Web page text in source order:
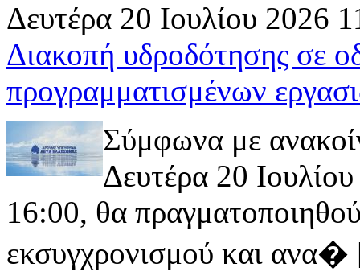
Δευτέρα 20 Ιουλίου 2026
Διακοπή υδροδότησης σε
προγραμματισμένων
Σύμφωνα με
Δευτέρα 20
16:00, θα
εκσυγχρονισμού και